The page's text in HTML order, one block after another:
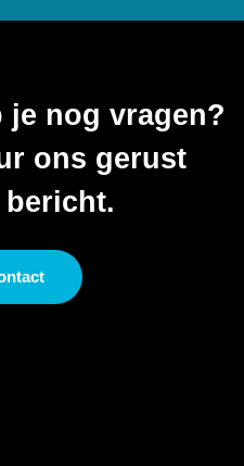
je nog vragen?
ons gerust
bericht.